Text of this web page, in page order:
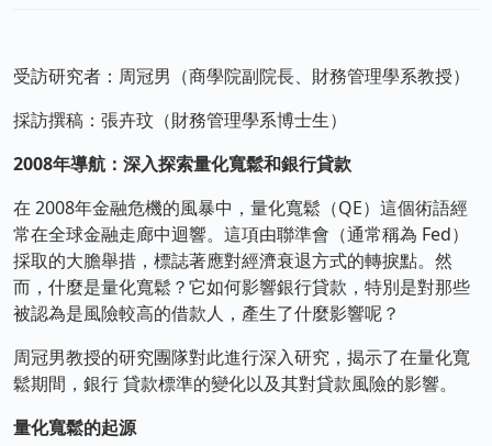
受訪研究者：周冠男（商學院副院長、財務管理學系教授）
採訪撰稿：張卉玟（財務管理學系博士生）
2008年導航：深入探索量化寬鬆和銀行貸款
在 2008年金融危機的風暴中，量化寬鬆（QE）這個術語經
常在全球金融走廊中迴響。這項由聯準會（通常稱為 Fed）
採取的大膽舉措，標誌著應對經濟衰退方式的轉捩點。然
而，什麼是量化寬鬆？它如何影響銀行貸款，特別是對那些
被認為是風險較高的借款人，產生了什麼影響呢？
周冠男教授的研究團隊對此進行深入研究，揭示了在量化寬
鬆期間，銀行 貸款標準的變化以及其對貸款風險的影響。
量化寬鬆的起源